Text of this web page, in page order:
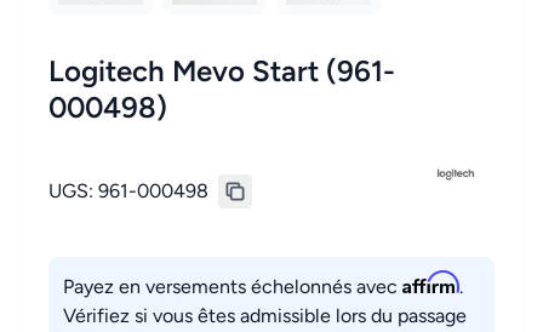
Logitech Mevo Start (961-
000498)
UGS: 961-000498
Payez en versements échelonnés avec Affirm.
Vérifiez si vous êtes admissible lors du passage